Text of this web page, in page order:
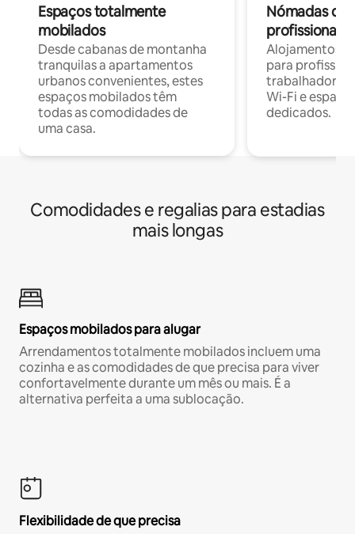
Espaços totalmente
mobilados
Desde cabanas de montanha
tranquilas a apartamentos
urbanos convenientes, estes
espaços mobilados têm
todas as comodidades de
uma casa.
Nómadas
profissionais
Alojamentos
para
trabalhadores
Wi-Fi e
dedicados.
Comodidades e regalias para estadias
mais longas
Espaços mobilados para alugar
Arrendamentos totalmente mobilados incluem uma
cozinha e as comodidades de que precisa para viver
confortavelmente durante um mês ou mais. É a
alternativa perfeita a uma sublocação.
Flexibilidade de que precisa